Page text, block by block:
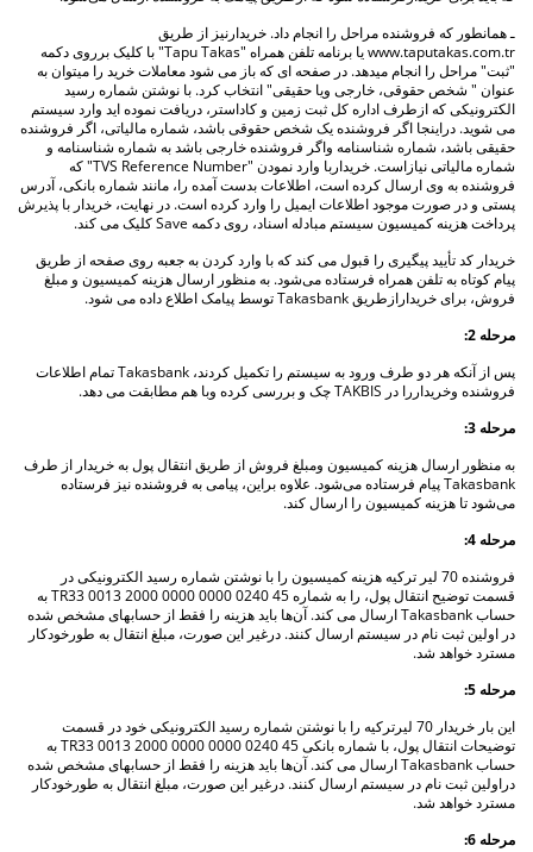
ـ همانطور که فروشنده مراحل را انجام داد. خریدارنیز از طریق
www.taputakas.com.tr یا برنامه تلفن همراه "Tapu Takas" با کلیک برروی دکمه
"ثبت" مراحل را انجام میدهد. در صفحه ای که باز می شود معاملات خرید را میتوان به
عنوان " شخص حقوقی، خارجی ویا حقیقی" انتخاب کرد. با نوشتن شماره رسید
الکترونیکی که ازطرف اداره کل ثبت زمین و کاداستر، دریافت نموده اید وارد سیستم
می شوید. دراینجا اگر فروشنده یک شخص حقوقی باشد، شماره مالیاتی، اگر فروشنده
حقیقی باشد، شماره شناسنامه واگر فروشنده خارجی باشد به شماره شناسنامه و
شماره مالیاتی نیازاست. خریداربا وارد نمودن "TVS Reference Number" که
فروشنده به وی ارسال کرده است، اطلاعات بدست آمده را، مانند شماره بانکی، آدرس
پستی و در صورت موجود اطلاعات ایمیل را وارد کرده است. در نهایت، خریدار با پذیرش
پرداخت هزینه کمیسیون سیستم مبادله اسناد، روی دکمه Save کلیک می کند.
خریدار کد تأیید پیگیری را قبول می کند که با وارد کردن به جعبه روی صفحه از طریق
پیام کوتاه به تلفن همراه فرستاده می‌شود. به منظور ارسال هزینه کمیسیون و مبلغ
فروش، برای خریدارازطریق Takasbank توسط پیامک اطلاع داده می شود.
مرحله 2:
پس از آنکه هر دو طرف ورود به سیستم را تکمیل کردند، Takasbank تمام اطلاعات
فروشنده وخریداررا در TAKBIS چک و بررسی کرده وبا هم مطابقت می دهد.
مرحله 3:
به منظور ارسال هزینه کمیسیون ومبلغ فروش از طریق انتقال پول به خریدار از طرف
Takasbank پیام فرستاده می‌شود. علاوه براین، پیامی به فروشنده نیز فرستاده
می‌شود تا هزینه کمیسیون را ارسال کند.
مرحله 4:
فروشنده 70 لیر ترکیه هزینه کمیسیون را با نوشتن شماره رسید الکترونیکی در
قسمت توضیح انتقال پول، را به شماره TR33 0013 2000 0000 0000 0240 45 به
حساب Takasbank ارسال می کند. آن‌ها باید هزینه را فقط از حسابهای مشخص شده
در اولین ثبت نام در سیستم ارسال كنند. درغیر این صورت، مبلغ انتقال به طورخودکار
مسترد خواهد شد.
مرحله 5:
این بار خریدار 70 لیرترکیه را با نوشتن شماره رسید الکترونیکی خود در قسمت
توضیحات انتقال پول، با شماره بانکی TR33 0013 2000 0000 0000 0240 45 به
حساب Takasbank ارسال می کند. آن‌ها باید هزینه را فقط از حسابهای مشخص شده
دراولین ثبت نام در سیستم ارسال كنند. درغیر این صورت، مبلغ انتقال به طورخودکار
مسترد خواهد شد.
مرحله 6: